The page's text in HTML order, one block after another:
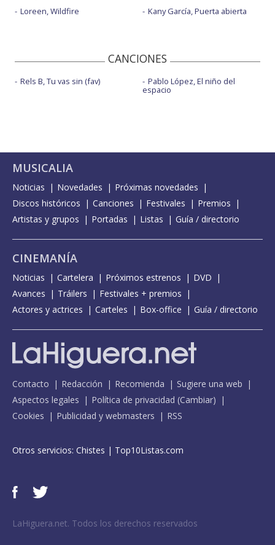
Loreen, Wildfire
Kany García, Puerta abierta
CANCIONES
Rels B, Tu vas sin (fav) Pablo López, El niño del
espacio
MUSICALIA
Noticias Novedades
Próximas novedades
Discos históricos
Canciones Festivales
Premios
Artistas y grupos
Portadas Listas Guía / directorio
CINEMANÍA
Noticias Cartelera Próximos estrenos
DVD
Avances
Tráilers
Festivales + premios
Actores y actrices
Carteles Box-office Guía / directorio
Contacto Redacción Recomienda
Sugiere una web
Aspectos legales
Política de privacidad (Cambiar)
Cookies
Publicidad y webmasters RSS
Otros servicios: Chistes | Top10Listas.com
LaHiguera.net. Todos los derechos reservados